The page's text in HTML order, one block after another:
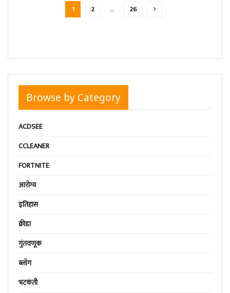
1 2 … 26
Browse by Category
ACDSEE
CCLEANER
FORTNITE
आरोग्य
इतिहास
क्रीडा
गुंतवणूक
ब्लॉग
भटकंती